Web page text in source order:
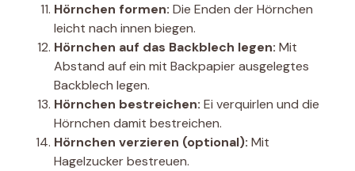
Hörnchen formen: Die Enden der Hörnchen
leicht nach innen biegen.
Hörnchen auf das Backblech legen: Mit
Abstand auf ein mit Backpapier ausgelegtes
Backblech legen.
Hörnchen bestreichen: Ei verquirlen und die
Hörnchen damit bestreichen.
Hörnchen verzieren (optional): Mit
Hagelzucker bestreuen.